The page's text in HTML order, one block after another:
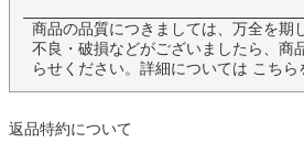
商品の品質につきましては、万全を期
不良・破損などがございましたら、商
らせください。詳細については こちら
返品特約について